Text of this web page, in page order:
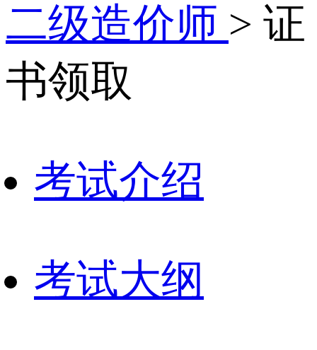
二级造价师 > 证
书领取
考试介绍
考试大纲